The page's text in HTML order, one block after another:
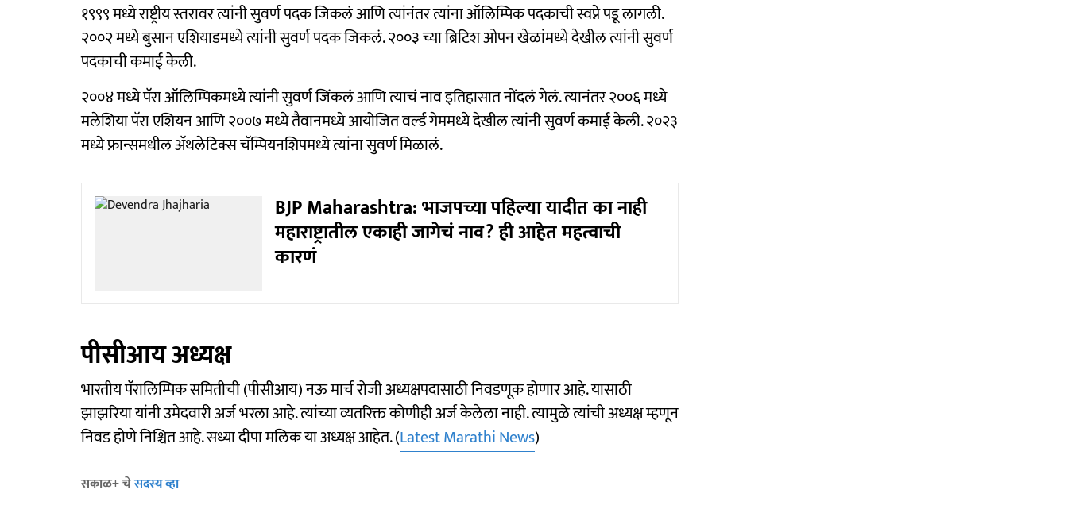
१९९९ मध्ये राष्ट्रीय स्तरावर त्यांनी सुवर्ण पदक जिकलं आणि त्यांनंतर त्यांना ऑलिम्पिक पदकाची स्वप्ने पडू लागली.
२००२ मध्ये बुसान एशियाडमध्ये त्यांनी सुवर्ण पदक जिकलं. २००३ च्या ब्रिटिश ओपन खेळांमध्ये देखील त्यांनी सुवर्ण
पदकाची कमाई केली.
२००४ मध्ये पॅरा ऑलिम्पिकमध्ये त्यांनी सुवर्ण जिंकलं आणि त्याचं नाव इतिहासात नोंदलं गेलं. त्यानंतर २००६ मध्ये
मलेशिया पॅरा एशियन आणि २००७ मध्ये तैवानमध्ये आयोजित वर्ल्ड गेममध्ये देखील त्यांनी सुवर्ण कमाई केली. २०२३
मध्ये फ्रान्समधील अ‍ॅथलेटिक्स चॅम्पियनशिपमध्ये त्यांना सुवर्ण मिळालं.
BJP Maharashtra: भाजपच्या पहिल्या यादीत का नाही
महाराष्ट्रातील एकाही जागेचं नाव? ही आहेत महत्वाची
कारणं
पीसीआय अध्यक्ष
भारतीय पॅरालिम्पिक समितीची (पीसीआय) नऊ मार्च रोजी अध्यक्षपदासाठी निवडणूक होणार आहे. यासाठी
झाझरिया यांनी उमेदवारी अर्ज भरला आहे. त्यांच्या व्यतरिक्त कोणीही अर्ज केलेला नाही. त्यामुळे त्यांची अध्यक्ष म्हणून
निवड होणे निश्चित आहे. सध्या दीपा मलिक या अध्यक्ष आहेत. (Latest Marathi News)
सकाळ+ चेसदस्य व्हा